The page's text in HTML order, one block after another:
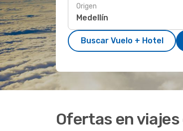
Origen
Buscar Vuelo + Hotel
Ofertas en viajes